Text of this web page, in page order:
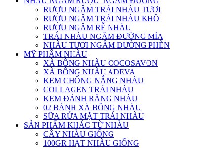
RƯỢU NGÂM TRÁI NHÀU TƯƠI
RƯỢU NGÂM TRÁI NHÀU KHÔ
RƯỢU NGÂM RỄ NHÀU
TRÁI NHÀU NGÂM ĐƯỜNG MÍA
NHÀU TƯƠI NGÂM ĐƯỜNG PHÈN
MỸ PHẨM NHÀU
XÀ BÔNG NHÀU COCOSAVON
XÀ BÔNG NHÀU ADEVA
KEM CHỐNG NẮNG NHÀU
COLLAGEN TRÁI NHÀU
KEM ĐÁNH RĂNG NHÀU
02 BÁNH XÀ BÔNG NHÀU
SỮA RỬA MẶT TRÁI NHÀU
SẢN PHẨM KHÁC TỪ NHÀU
CÂY NHÀU GIỐNG
100GR HẠT NHÀU GIỐNG